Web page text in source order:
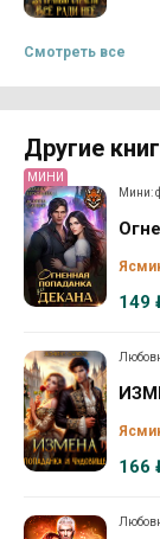
Смотреть все
Другие
МИНИ
Мини:
149
166